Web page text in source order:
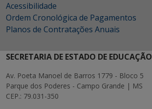
Acessibilidade
Ordem Cronológica de Pagamentos
Planos de Contratações Anuais
SECRETARIA DE ESTADO DE EDUCAÇÃO
Av. Poeta Manoel de Barros 1779 - Bloco 5
Parque dos Poderes - Campo Grande | MS
CEP.: 79.031-350